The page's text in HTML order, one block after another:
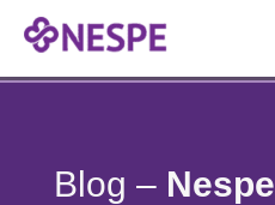
Blog – Nespe